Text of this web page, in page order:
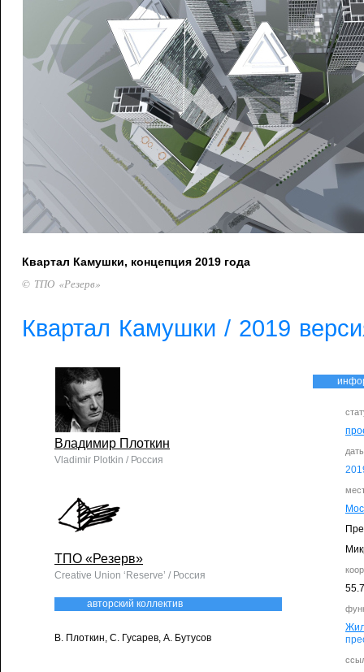
Квартал Камушки, концепция 2019 года
© ТПО «Резерв»
Квартал Камушки / 2019
Владимир Плоткин
Vladimir Plotkin / Россия
ТПО «Резерв»
Creative Union ‘Reserve’ / Россия
авторский коллектив
В. Плоткин, С. Гусарев, А. Бутусов